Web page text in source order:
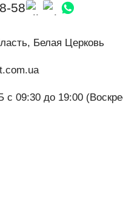
58
Белая Церковь
09:30 до 19:00